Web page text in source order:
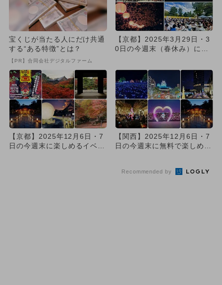
宝くじが当たる人にだけ共通
する“ある特徴”とは？
【PR】合同会社デジタルファーム
【京都】2025年3月29日・3
0日の今週末（春休み）に無
【京都】2025年12月6日・7
日の今週末に楽しめるイベン
【関西】2025年12月6日・7
日の今週末に無料で楽しめる
Recommended by